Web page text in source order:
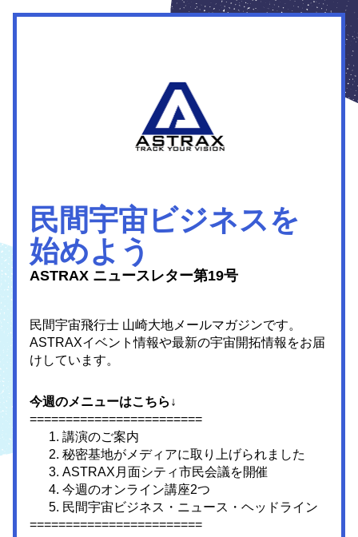
民間宇宙ビジネスを
始めよう
ASTRAX ニュースレター第19号
民間宇宙飛行士 山崎大地メールマガジンです。
ASTRAXイベント情報や最新の宇宙開拓情報をお届
けしています。
今週のメニューはこちら ↓
========================
講演のご案内
秘密基地がメディアに取り上げられました
ASTRAX月面シティ市民会議を開催
今週のオンライン講座2つ
民間宇宙ビジネス・ニュース・ヘッドライン
========================